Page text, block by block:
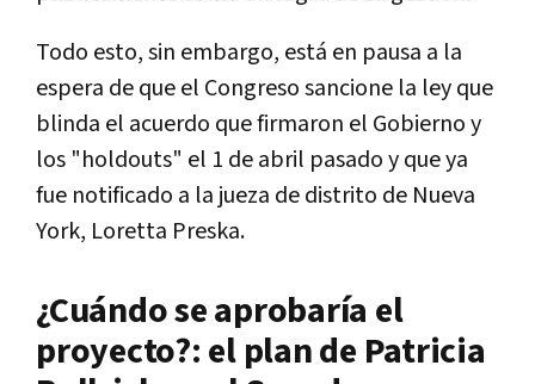
Todo esto, sin embargo, está en pausa a la
espera de que el Congreso sancione la ley que
blinda el acuerdo que firmaron el Gobierno y
los "holdouts" el 1 de abril pasado y que ya
fue notificado a la jueza de distrito de Nueva
York, Loretta Preska.
¿Cuándo se aprobaría el
proyecto?: el plan de Patricia